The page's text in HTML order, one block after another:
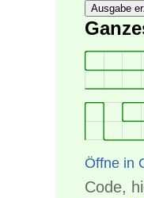
Ausgabe
Öffne in
Code,